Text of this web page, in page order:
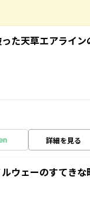
た天草エアライン
詳細を見る
ウェーのすてきな